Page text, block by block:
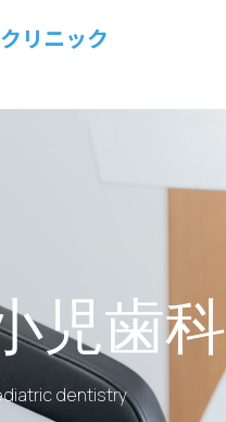
リニック
児歯科
dentistry